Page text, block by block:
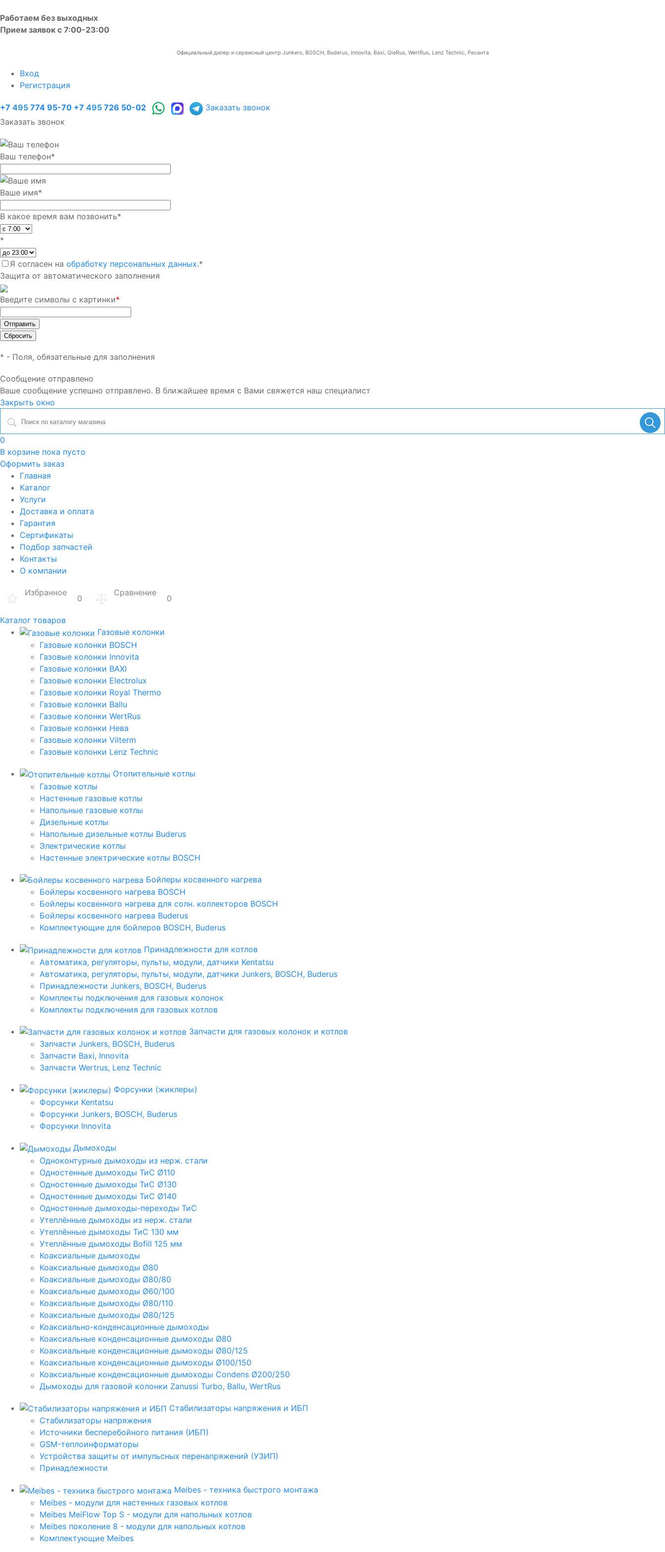
Работаем без выходных
Прием заявок с 7:00-23:00
Официальный дилер и сервисный центр Junkers, BOSCH, Buderus, Innovita, Baxi, GieRus, WertRus, Lenz Technic, Ресанта
Вход
Регистрация
+7 495 774 95-70 +7 495 726 50-02
Заказать звонок
Заказать звонок
Ваш телефон*
Ваше имя*
В какое время вам позвонить*
*
Я согласен на обработку персональных данных.*
Защита от автоматического заполнения
Введите символы с картинки*
* - Поля, обязательные для заполнения
Сообщение отправлено
Ваше сообщение успешно отправлено. В ближайшее время с Вами свяжется наш специалист
Закрыть окно
0
В корзине пока пусто
Оформить заказ
Главная
Каталог
Услуги
Доставка и оплата
Гарантия
Сертификаты
Подбор запчастей
Контакты
О компании
Избранное
0
Сравнение
0
Каталог товаров
Газовые колонки
Газовые колонки BOSCH
Газовые колонки Innovita
Газовые колонки BAXI
Газовые колонки Electrolux
Газовые колонки Royal Thermo
Газовые колонки Ballu
Газовые колонки WertRus
Газовые колонки Нева
Газовые колонки Vilterm
Газовые колонки Lenz Technic
Отопительные котлы
Газовые котлы
Настенные газовые котлы
Напольные газовые котлы
Дизельные котлы
Напольные дизельные котлы Buderus
Электрические котлы
Настенные электрические котлы BOSCH
Бойлеры косвенного нагрева
Бойлеры косвенного нагрева BOSCH
Бойлеры косвенного нагрева для солн. коллекторов BOSCH
Бойлеры косвенного нагрева Buderus
Комплектующие для бойлеров BOSCH, Buderus
Принадлежности для котлов
Автоматика, регуляторы, пульты, модули, датчики Kentatsu
Автоматика, регуляторы, пульты, модули, датчики Junkers, BOSCH, Buderus
Принадлежности Junkers, BOSCH, Buderus
Комплекты подключения для газовых колонок
Комплекты подключения для газовых котлов
Запчасти для газовых колонок и котлов
Запчасти Junkers, BOSCH, Buderus
Запчасти Baxi, Innovita
Запчасти Wertrus, Lenz Technic
Форсунки (жиклеры)
Форсунки Kentatsu
Форсунки Junkers, BOSCH, Buderus
Форсунки Innovita
Дымоходы
Одноконтурные дымоходы из нерж. стали
Одностенные дымоходы ТиС Ø110
Одностенные дымоходы ТиС Ø130
Одностенные дымоходы ТиС Ø140
Одностенные дымоходы-переходы ТиС
Утеплённые дымоходы из нерж. стали
Утеплённые дымоходы ТиС 130 мм
Утеплённые дымоходы Bofill 125 мм
Коаксиальные дымоходы
Коаксиальные дымоходы Ø80
Коаксиальные дымоходы Ø80/80
Коаксиальные дымоходы Ø60/100
Коаксиальные дымоходы Ø80/110
Коаксиальные дымоходы Ø80/125
Коаксиально-конденсационные дымоходы
Коаксиальные конденсационные дымоходы Ø80
Коаксиальные конденсационные дымоходы Ø80/125
Коаксиальные конденсационные дымоходы Ø100/150
Коаксиальные конденсационные дымоходы Condens Ø200/250
Дымоходы для газовой колонки Zanussi Turbo, Ballu, WertRus
Стабилизаторы напряжения и ИБП
Стабилизаторы напряжения
Источники бесперебойного питания (ИБП)
GSM-теплоинформаторы
Устройства защиты от импульсных перенапряжений (УЗИП)
Принадлежности
Meibes - техника быстрого монтажа
Meibes - модули для настенных газовых котлов
Meibes MeiFlow Top S - модули для напольных котлов
Meibes поколение 8 - модули для напольных котлов
Комплектующие Meibes